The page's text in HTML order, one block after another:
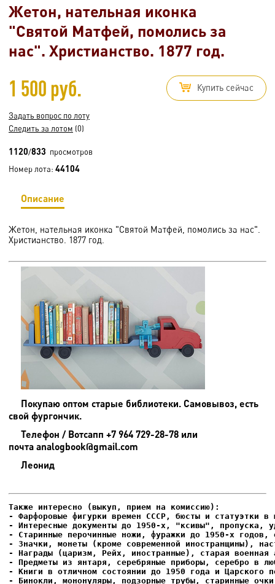
Жетон, нательная иконка
"Святой Матфей, помолись за
нас". Христианство. 1877 год.
1 500 руб. Купить сейчас
Задать вопрос по лоту
Следить за лотом (0)
1120/833 просмотров
Номер лота: 44104
Описание
Жетон, нательная иконка "Святой Матфей, помолись за нас".
Христианство. 1877 год.
Покупаю оптом старые библиотеки. Самовывоз, есть
свой фургончик.
Телефон / Вотсапп +7 964 729-28-78 или
почта analogbook@gmail.com
Леонид
- Фарфоровые фигурки времен СССР, бюсты и статуэтки в
- Интересные документы до 1950-х, "ксивы", пропуска,